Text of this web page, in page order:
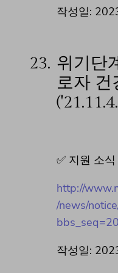
작성일:
23. 위기단
로자 건
✅ 지원 소
http://
/news/
작성일: